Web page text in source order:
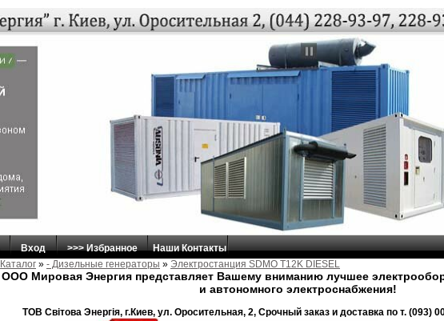
Вход >>> Избранное
Наши Контакты
Каталог » - Дизельные генераторы » Электростанция SDMO T12K DIESEL
ООО Мировая Энергия представляет Вашему вниманию лучшее
и автономного электроснабжения!
ТОВ Свiтова Энергiя, г.Киев, ул. Оросительная, 2, Срочный заказ и доставка по т. (093)